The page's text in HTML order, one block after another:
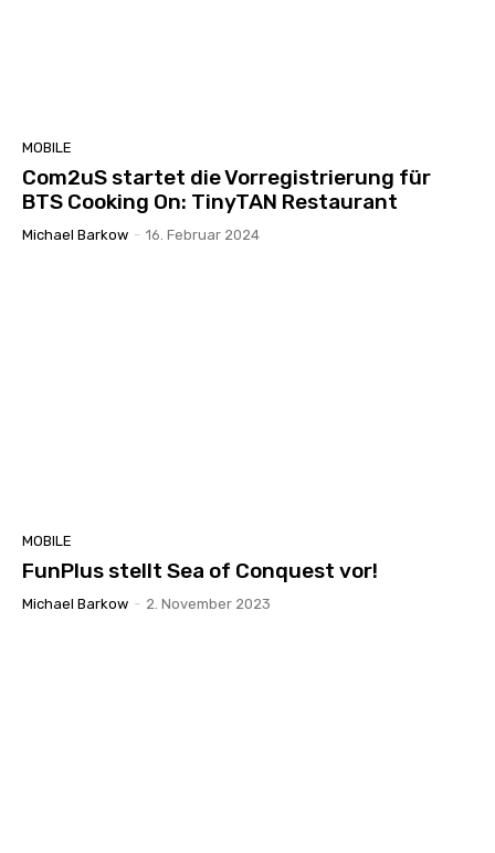
MOBILE
Com2uS startet die Vorregistrierung für
BTS Cooking On: TinyTAN Restaurant
Michael Barkow - 16. Februar 2024
MOBILE
FunPlus stellt Sea of Conquest vor!
Michael Barkow - 2. November 2023